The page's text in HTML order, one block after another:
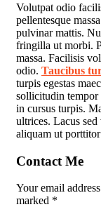
Volutpat odio
pellentesque
pulvinar mattis.
fringilla ut morbi.
massa. Facilisis
odio. Taucibus
turpis egestas
sollicitudin tempor
in cursus turpis.
ultrices. Lacus
aliquam ut
Contact Me
Your email
marked *